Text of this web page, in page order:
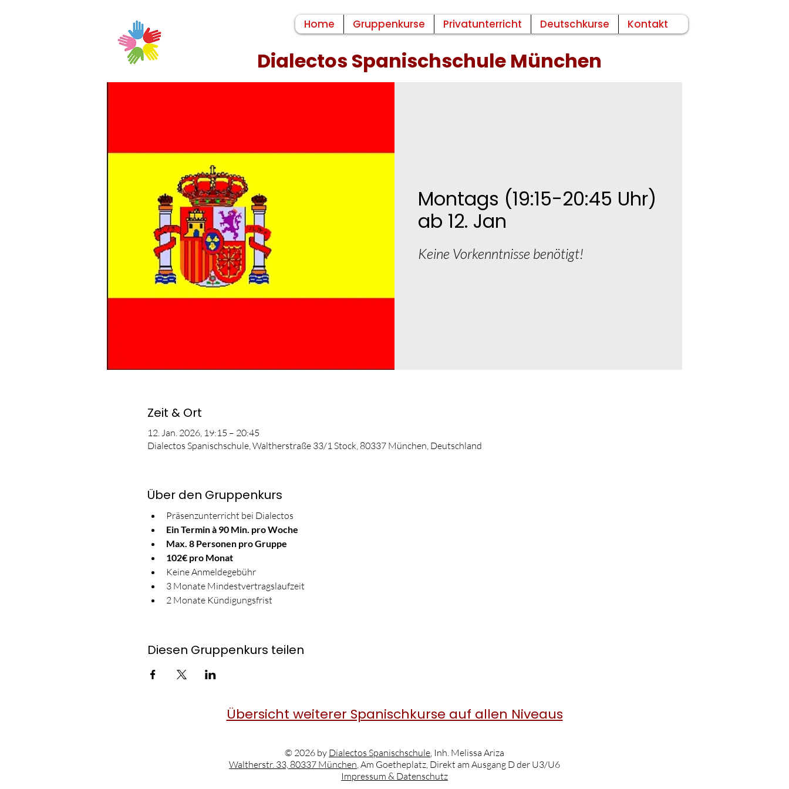
Home Gruppenkurse Privatunterricht Deutschkurse Kontakt
Dialectos Spanischschule München
Montags (19:15-20:45 Uhr)
ab 12. Jan
Keine Vorkenntnisse benötigt!
Zeit & Ort
12. Jan. 2026, 19:15 – 20:45
Dialectos Spanischschule, Waltherstraße 33/1 Stock, 80337 München, Deutschland
Über den Gruppenkurs
Präsenzunterricht bei Dialectos
Ein Termin à 90 Min. pro Woche
Max. 8 Personen pro Gruppe
102€ pro Monat
Keine Anmeldegebühr
3 Monate Mindestvertragslaufzeit
2 Monate Kündigungsfrist
Diesen Gruppenkurs teilen
Übersicht weiterer Spanischkurse auf allen Niveaus
© 2026 by Dialectos Spanischschule, Inh. Melissa Ariza
Waltherstr. 33, 80337 München, Am Goetheplatz, Direkt am Ausgang D der U3/U6
Impressum & Datenschutz